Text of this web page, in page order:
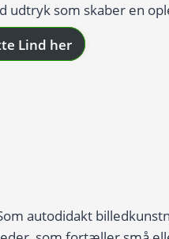
udtryk som skaber en
Lind her
autodidakt